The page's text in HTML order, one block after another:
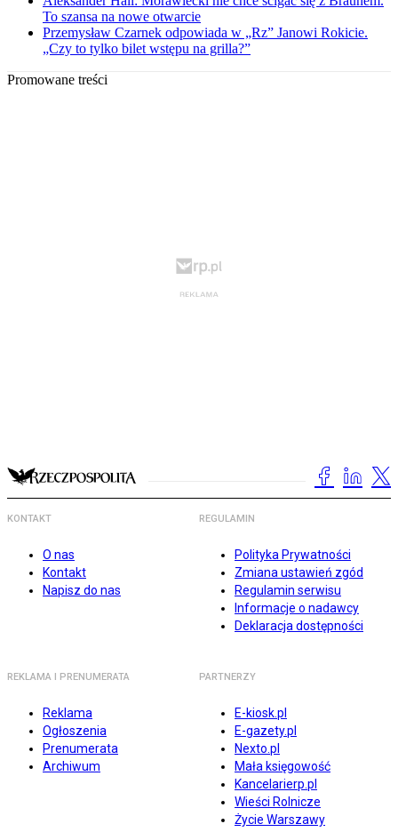
To szansa na nowe otwarcie
Przemysław Czarnek odpowiada w „Rz” Janowi Rokicie.
„Czy to tylko bilet wstępu na grilla?”
Promowane treści
KONTAKT
O nas
Kontakt
Napisz do nas
REGULAMIN
Polityka Prywatności
Zmiana ustawień zgód
Regulamin serwisu
Informacje o nadawcy
Deklaracja dostępności
REKLAMA I PRENUMERATA
Reklama
Ogłoszenia
Prenumerata
Archiwum
PARTNERZY
E-kiosk.pl
E-gazety.pl
Nexto.pl
Mała księgowość
Kancelarierp.pl
Wieści Rolnicze
Życie Warszawy